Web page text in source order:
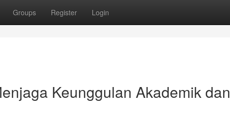
Groups Register Login
Keunggulan Akademik dan